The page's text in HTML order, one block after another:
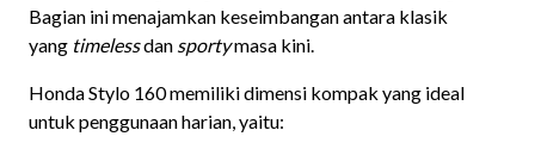
Bagian ini menajamkan keseimbangan antara klasik
yang timelessdan sportymasa kini.
Honda Stylo 160 memiliki dimensi kompak yang ideal
untuk penggunaan harian, yaitu: